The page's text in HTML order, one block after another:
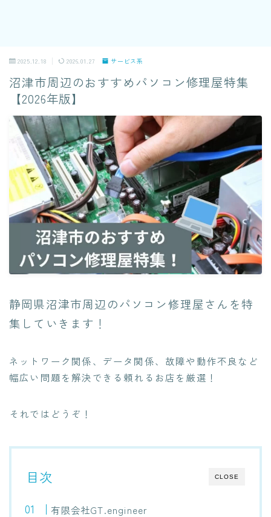
2025.12.18 2026.01.27 サービス系
沼津市周辺のおすすめパソコン修理屋特集
【2026年版】
静岡県沼津市周辺のパソコン修理屋さんを特
集していきます！
ネットワーク関係、データ関係、故障や動作不良など
幅広い問題を解決できる頼れるお店を厳選！
それではどうぞ！
CLOSE
目次
有限会社GT.engineer